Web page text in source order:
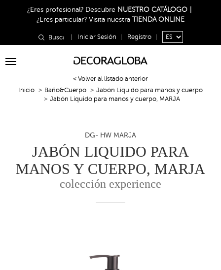
¿Eres profesional? Descubre NUESTRO CATÁLOGO
¿Eres particular? Visita nuestra TIENDA ONLINE
Iniciar Sesión Registro
Toggle
< Volver al listado anterior
Inicio
Baño&Cuerpo
Jabón Liquido para manos y cuerpo
Jabón Liquido para manos y cuerpo, MARJA
DG- HW MARJA
JABÓN LIQUIDO PARA
MANOS Y CUERPO, MARJA
colección experience